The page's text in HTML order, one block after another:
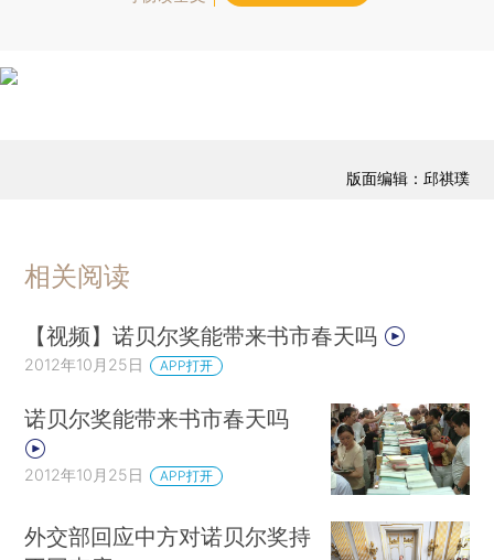
版面编辑：邱祺璞
相关阅读
【视频】诺贝尔奖能带来书市春天吗
2012年10月25日 APP打开
诺贝尔奖能带来书市春天吗
2012年10月25日 APP打开
外交部回应中方对诺贝尔奖持